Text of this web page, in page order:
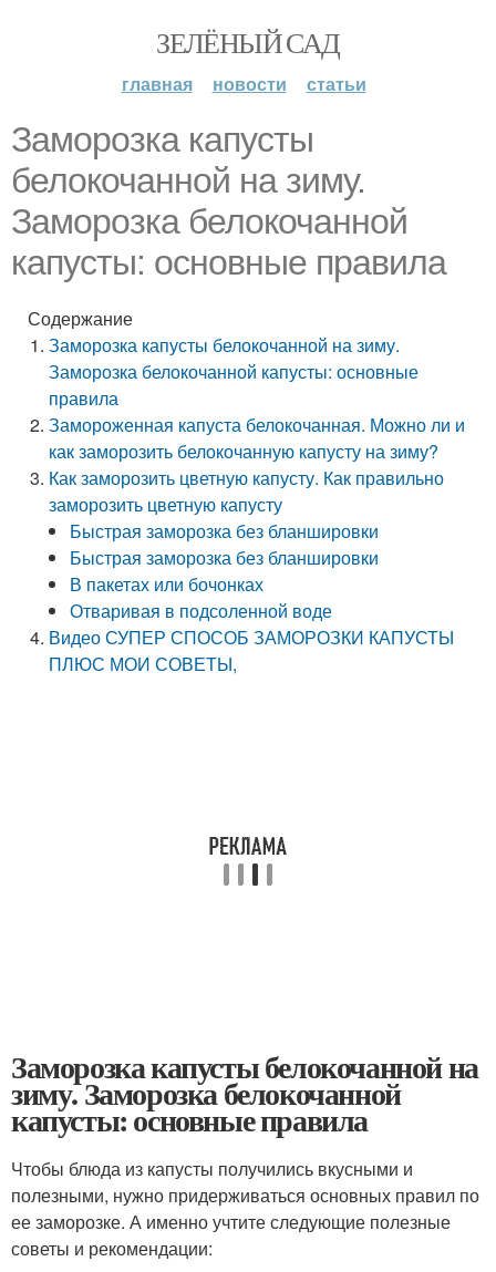
ЗЕЛЁНЫЙ САД
главная новости статьи
Заморозка капусты
белокочанной на зиму.
Заморозка белокочанной
капусты: основные правила
Содержание
Заморозка капусты белокочанной на зиму.
Заморозка белокочанной капусты: основные
правила
Замороженная капуста белокочанная. Можно ли и
как заморозить белокочанную капусту на зиму?
Как заморозить цветную капусту. Как правильно
заморозить цветную капусту
Быстрая заморозка без бланшировки
Быстрая заморозка без бланшировки
В пакетах или бочонках
Отваривая в подсоленной воде
Видео СУПЕР СПОСОБ ЗАМОРОЗКИ КАПУСТЫ
ПЛЮС МОИ СОВЕТЫ,
Заморозка капусты белокочанной на
зиму. Заморозка белокочанной
капусты: основные правила
Чтобы блюда из капусты получились вкусными и
полезными, нужно придерживаться основных правил по
ее заморозке. А именно учтите следующие полезные
советы и рекомендации: